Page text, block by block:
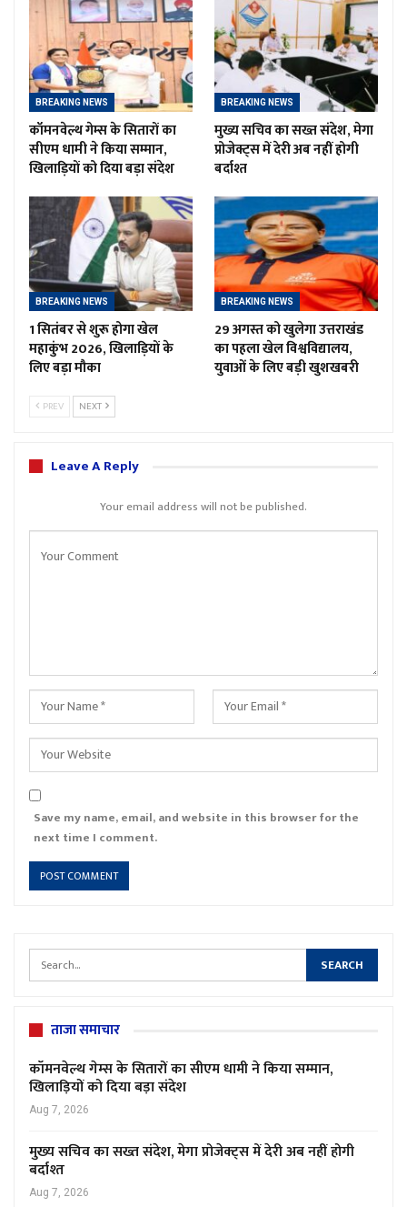
BREAKING NEWS
कॉमनवेल्थ गेम्स के सितारों का
सीएम धामी ने किया सम्मान,
खिलाड़ियों को दिया बड़ा संदेश
BREAKING NEWS
मुख्य सचिव का सख्त संदेश, मेगा
प्रोजेक्ट्स में देरी अब नहीं होगी
बर्दाश्त
BREAKING NEWS
1 सितंबर से शुरू होगा खेल
महाकुंभ 2026, खिलाड़ियों के
लिए बड़ा मौका
BREAKING NEWS
29 अगस्त को खुलेगा उत्तराखंड
का पहला खेल विश्वविद्यालय,
युवाओं के लिए बड़ी खुशखबरी
PREV NEXT
Leave A Reply
Your email address will not be published.
Save my name, email, and website in this browser for the
next time I comment.
ताजा समाचार
कॉमनवेल्थ गेम्स के सितारों का सीएम धामी ने किया सम्मान,
खिलाड़ियों को दिया बड़ा संदेश
Aug 7, 2026
मुख्य सचिव का सख्त संदेश, मेगा प्रोजेक्ट्स में देरी अब नहीं होगी
बर्दाश्त
Aug 7, 2026